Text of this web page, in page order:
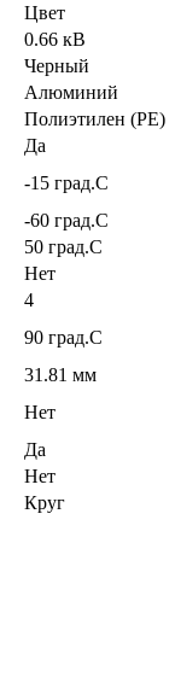
Цвет
0.66 кВ
Черный
Алюминий
Полиэтилен (PE)
Да
-15 град.C
-60 град.C
50 град.C
Нет
4
90 град.C
31.81 мм
Нет
Да
Нет
Круг